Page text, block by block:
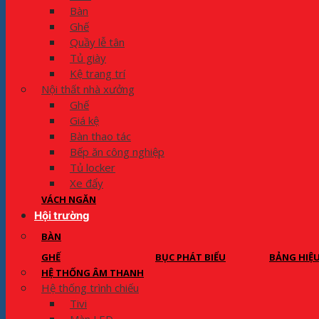
Bàn
Ghế
Quầy lễ tân
Tủ giày
Kệ trang trí
Nội thất nhà xưởng
Ghế
Giá kệ
Bàn thao tác
Bếp ăn công nghiệp
Tủ locker
Xe đẩy
VÁCH NGĂN
Hội trường
BÀN
GHẾ
BỤC PHÁT BIỂU
BẢNG
HỆ THỐNG ÂM THANH
Hệ thống trình chiếu
Tivi